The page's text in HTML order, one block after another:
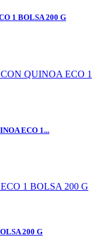
1 BOLSA 200 G
ECO 1...
200 G